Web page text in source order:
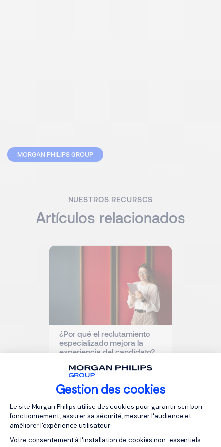
Gestion des cookies
Plateforme de Gestion du
Le site Morgan Philips utilise des cookies pour garantir son bon
fonctionnement, assurer sa sécurité, mesurer l'audience et
améliorer l'expérience utilisateur.
Votre consentement à l'installation de cookies non-essentiels
MORGAN PHILIPS GROUP
NUESTROS RECURSOS
Artículos relacionados
¿Por qué el reclutamiento
especializado mejora la
experiencia del candidato?